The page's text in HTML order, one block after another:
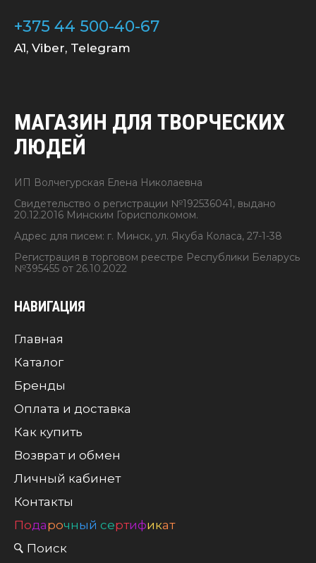
+375 44 500-40-67
A1, Viber, Telegram
МАГАЗИН ДЛЯ ТВОРЧЕСКИХ
ЛЮДЕЙ
ИП Волчегурская Елена Николаевна
Свидетельство о регистрации №192536041, выдано
20.12.2016 Минским Горисполкомом.
Адрес для писем: г. Минск, ул. Якуба Коласа, 27-1-38
Регистрация в торговом реестре Республики Беларусь
№395455 от 26.10.2022
НАВИГАЦИЯ
Главная
Каталог
Бренды
Оплата и доставка
Как купить
Возврат и обмен
Личный кабинет
Контакты
Подарочный сертификат
Поиск